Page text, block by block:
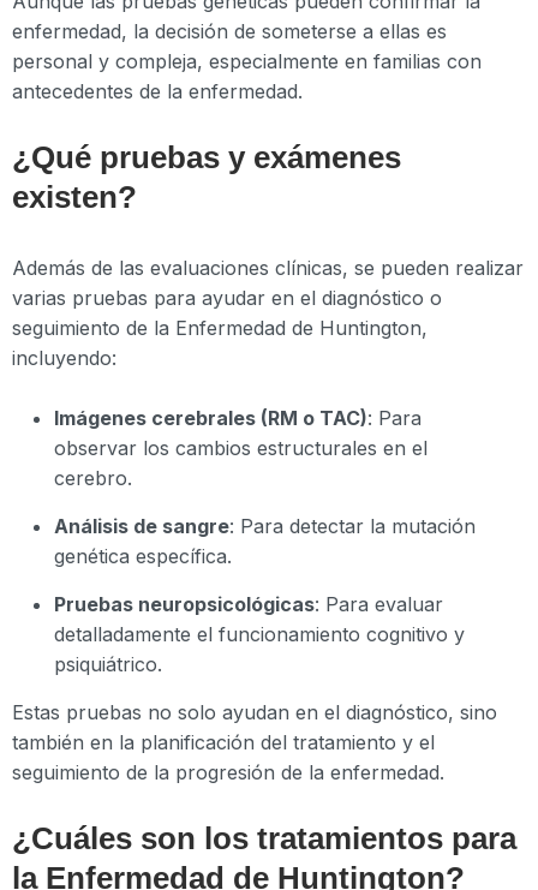
enfermedad, la decisión de someterse a ellas es
personal y compleja, especialmente en familias con
antecedentes de la enfermedad.
¿Qué pruebas y exámenes
existen?
Además de las evaluaciones clínicas, se pueden realizar
varias pruebas para ayudar en el diagnóstico o
seguimiento de la Enfermedad de Huntington,
incluyendo:
Imágenes cerebrales (RM o TAC): Para
observar los cambios estructurales en el
cerebro.
Análisis de sangre: Para detectar la mutación
genética específica.
Pruebas neuropsicológicas: Para evaluar
detalladamente el funcionamiento cognitivo y
psiquiátrico.
Estas pruebas no solo ayudan en el diagnóstico, sino
también en la planificación del tratamiento y el
seguimiento de la progresión de la enfermedad.
¿Cuáles son los tratamientos para
la Enfermedad de Huntington?